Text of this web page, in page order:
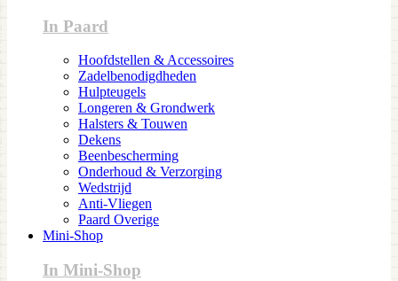
In Paard
Hoofdstellen & Accessoires
Zadelbenodigdheden
Hulpteugels
Longeren & Grondwerk
Halsters & Touwen
Dekens
Beenbescherming
Onderhoud & Verzorging
Wedstrijd
Anti-Vliegen
Paard Overige
Mini-Shop
In Mini-Shop